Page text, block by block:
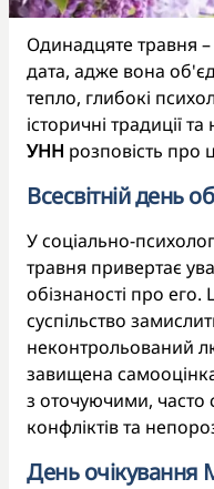
Одинадцяте травня
дата, адже вона
тепло, глибокі
історичні традиції
УНН розповість про
Всесвітній день
У соціально-
травня привертає
обізнаності про
суспільство
неконтрольований
завищена
з оточуючими,
конфліктів та
День очікування